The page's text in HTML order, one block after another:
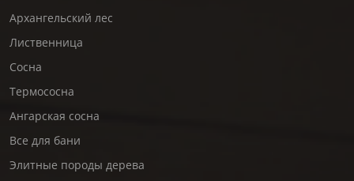
Архангельский лес
Лиственница
Сосна
Термососна
Ангарская сосна
Все для бани
Элитные породы дерева